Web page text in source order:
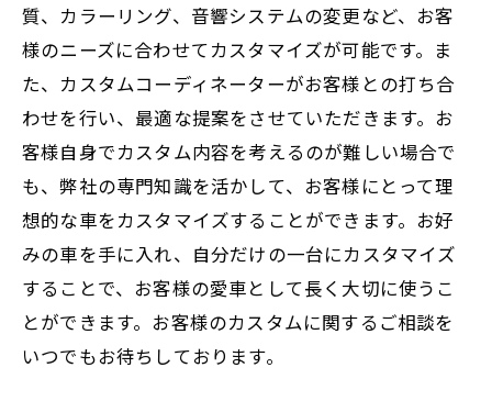
質、カラーリング、音響システムの変更など、お客
様のニーズに合わせてカスタマイズが可能です。ま
た、カスタムコーディネーターがお客様との打ち合
わせを行い、最適な提案をさせていただきます。お
客様自身でカスタム内容を考えるのが難しい場合で
も、弊社の専門知識を活かして、お客様にとって理
想的な車をカスタマイズすることができます。お好
みの車を手に入れ、自分だけの一台にカスタマイズ
することで、お客様の愛車として長く大切に使うこ
とができます。お客様のカスタムに関するご相談を
いつでもお待ちしております。